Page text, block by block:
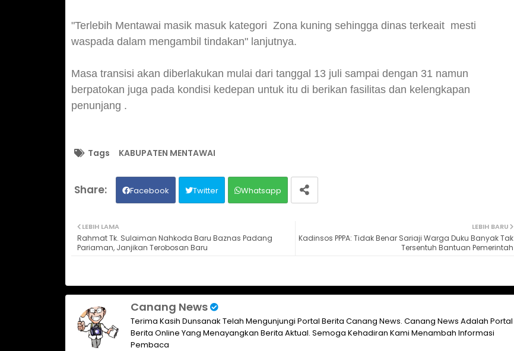
"Terlebih Mentawai masik masuk kategori Zona kuning sehingga dinas terkeait mesti
waspada dalam mengambil tindakan" lanjutnya.
Masa transisi akan diberlakukan mulai dari tanggal 13 juli sampai dengan 31 namun
berpatokan juga pada kondisi kedepan untuk itu di berikan fasilitas dan kelengkapan
penunjang .
Tags KABUPATEN MENTAWAI
Facebook Twitter Whatsapp
LEBIH BARU
Kadinsos PPPA: Tidak Benar Sariaji Warga Duku Banyak Tak
Tersentuh Bantuan Pemerintah
LEBIH LAMA
Rahmat Tk. Sulaiman Nahkoda Baru Baznas Padang
Pariaman, Janjikan Terobosan Baru
Canang News
Terima Kasih Dunsanak Telah Mengunjungi Portal Berita Canang News. Canang News Adalah Portal
Berita Online Yang Menayangkan Berita Aktual. Semoga Kehadiran Kami Menambah Informasi
Pembaca